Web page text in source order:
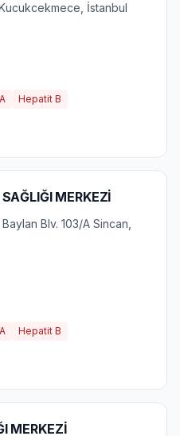
İstanbul
Hepatit B
MERKEZİ
Blv. 103/A Sincan,
Hepatit B
MERKEZİ